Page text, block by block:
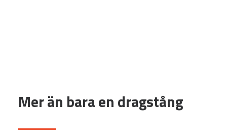
Mer än bara en dragstång